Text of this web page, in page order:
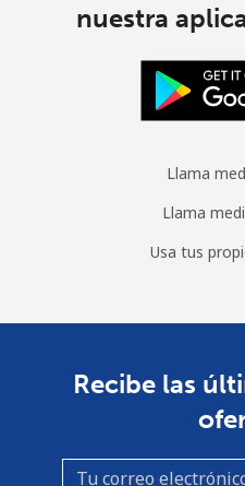
nuestra
Llama
Llama
Usa tus
Recibe las